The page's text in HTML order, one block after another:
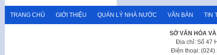
TRANG CHỦ GIỚI THIỆU QUẢN LÝ NHÀ NƯỚC VĂN BẢN TIN
SỞ VĂN HÓA
Địa chỉ: Số 47
Điện thoại: (024)